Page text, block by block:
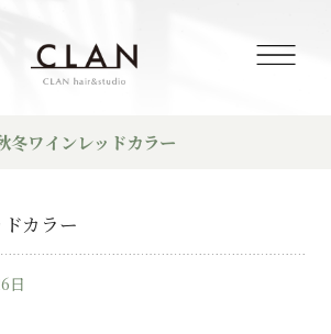
冬ワインレッドカラー
カラー
日